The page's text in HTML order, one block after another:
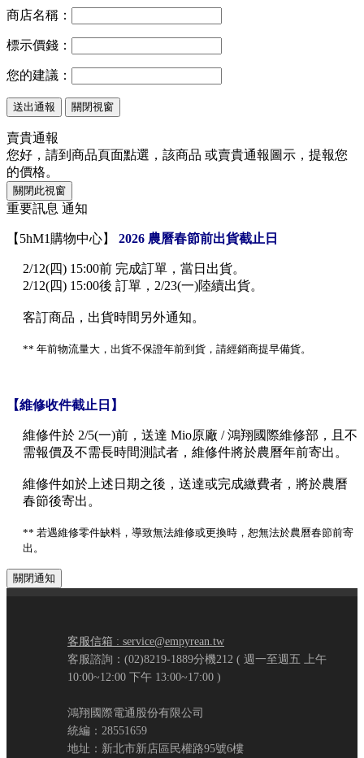
商店名稱：
標示價錢：
您的建議：
關閉視窗
賣貴通報
您好，請到商品頁面點選，該商品 或賣貴通報 圖示，提報您
的價格。
關閉此視窗
重要訊息 通知
【5hM1購物中心】 2026 農曆春節前出貨截止日
2/12(四) 15:00前 完成訂單，當日出貨。
2/12(四) 15:00後 訂單，2/23(一)陸續出貨。
客訂商品，出貨時間另外通知。
** 年前物流量大，出貨不保證年前到貨，請經銷商提早備貨。
【維修收件截止日】
維修件於 2/5(一)前，送達 Mio原廠 / 鴻翔國際維修部，且不
需報價及不需長時間測試者，維修件將於農曆年前寄出。
維修件如於上述日期之後，送達或完成繳費者，將於農曆
春節後寄出。
** 若遇維修零件缺料，導致無法維修或更換時，恕無法於農曆春節前寄
出。
關閉通知
客服信箱 : service@empyrean.tw
客服諮詢：(02)8219-1889分機212 ( 週一至週五 上午
10:00~12:00 下午 13:00~17:00 )
鴻翔國際電通股份有限公司
統編：28551659
地址：新北市新店區民權路95號6樓